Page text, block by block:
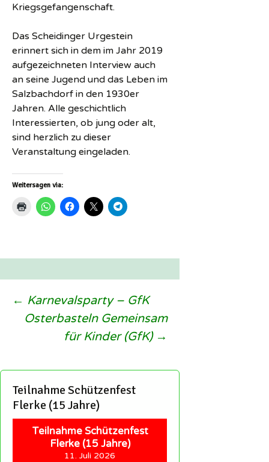
Kriegsgefangenschaft.
Das Scheidinger Urgestein
erinnert sich in dem im Jahr 2019
aufgezeichneten Interview auch
an seine Jugend und das Leben im
Salzbachdorf in den 1930er
Jahren. Alle geschichtlich
Interessierten, ob jung oder alt,
sind herzlich zu dieser
Veranstaltung eingeladen.
Weitersagen via:
Beitragsnavigation
← Karnevalsparty – GfK
Osterbasteln Gemeinsam
für Kinder (GfK) →
Teilnahme Schützenfest
Flerke (15 Jahre)
Teilnahme Schützenfest
Flerke (15 Jahre)
11. Juli 2026